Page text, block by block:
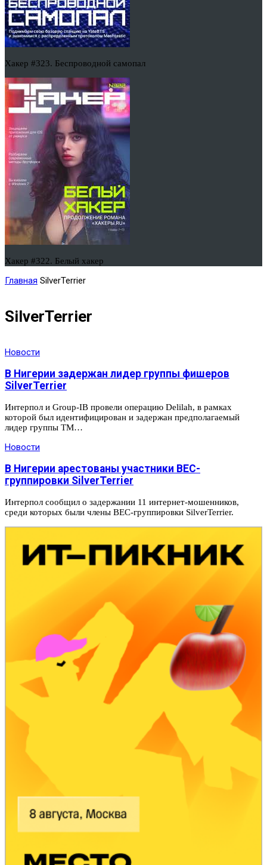
Хакер #323. Беспроводной самопал
Хакер #322. Белый хакер
Главная SilverTerrier
SilverTerrier
Новости
В Нигерии задержан лидер группы фишеров
SilverTerrier
Интерпол и Group-IB провели операцию Delilah, в рамках
которой был идентифицирован и задержан предполагаемый
лидер группы TM…
Новости
В Нигерии арестованы участники BEC-
группировки SilverTerrier
Интерпол сообщил о задержании 11 интернет-мошенников,
среди которых были члены BEC-группировки SilverTerrier.